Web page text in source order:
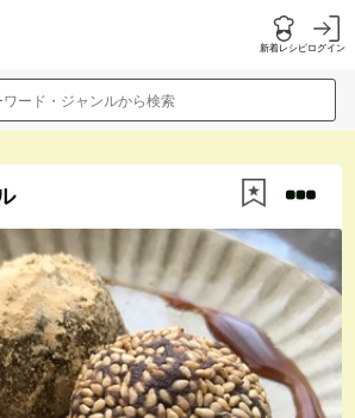
新着レシピログイン
ード・ジャンルから検索